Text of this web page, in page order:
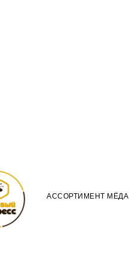
АССОРТИМЕНТ МЁДА